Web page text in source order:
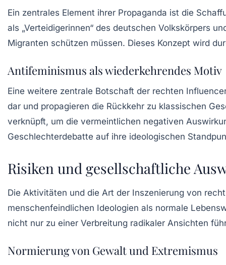
Ein zentrales Element ihrer Propaganda ist die
als „Verteidigerinnen“ des deutschen Volkskörpers
Migranten schützen müssen. Dieses Konzept wird
Antifeminismus als wiederkehrendes Motiv
Eine weitere zentrale Botschaft der rechten
dar und propagieren die Rückkehr zu klassischen
verknüpft, um die vermeintlichen negativen
Geschlechterdebatte auf ihre ideologischen
Risiken und gesellschaftliche
Die Aktivitäten und die Art der Inszenierung von
menschenfeindlichen Ideologien als normale
nicht nur zu einer Verbreitung radikaler Ansichten
Normierung von Gewalt und Extremismus